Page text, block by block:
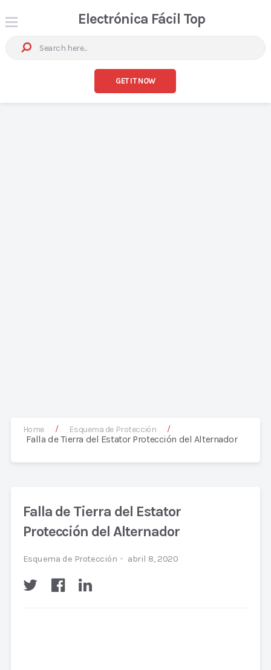
Electrónica Fácil Top
GET IT NOW
Home / Esquema de Protección /
Falla de Tierra del Estator Protección del Alternador
Falla de Tierra del Estator
Protección del Alternador
Esquema de Protección abril 8, 2020